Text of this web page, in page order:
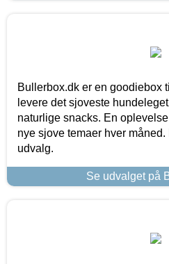
Bullerbox.dk er en goodiebox
levere det sjoveste
naturlige snacks. En
nye sjove temaer hver
udvalg.
Se udvalget på